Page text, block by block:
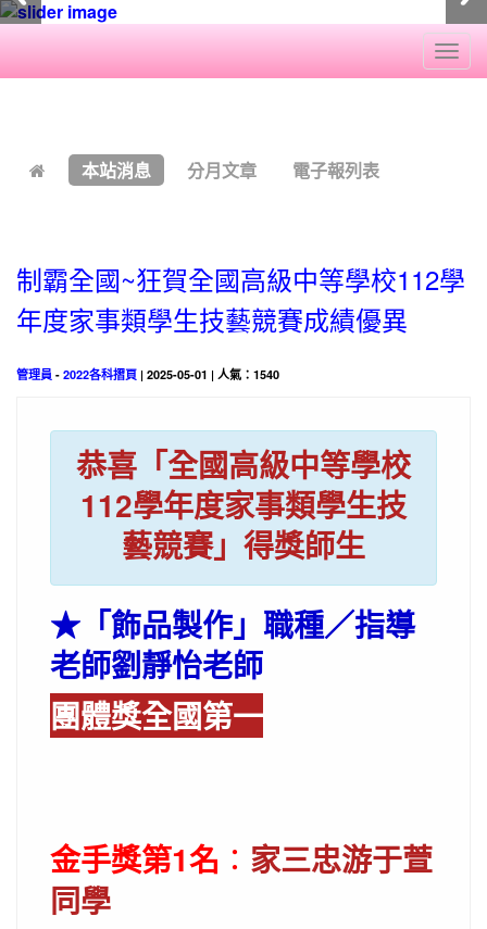
本站消息 分月文章 電子報列表
制霸全國~狂賀全國高級中等學校112學
年度家事類學生技藝競賽成績優異
管理員 - 2022各科摺頁 | 2025-05-01 | 人氣：1540
恭喜「全國高級中等學校
112學年度家事類學生技
藝競賽」得獎師生
★ 「飾品製作」職種／指導
老師劉靜怡老師
團體獎全國第一
金手獎第1名 ： 家三忠游于萱
同學